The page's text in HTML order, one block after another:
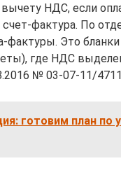
НДС, если
счет-фактура. По
фактуры. Это
где НДС
№ 03-07-11/
готовим план по